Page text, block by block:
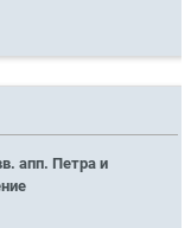
апп. Петра и